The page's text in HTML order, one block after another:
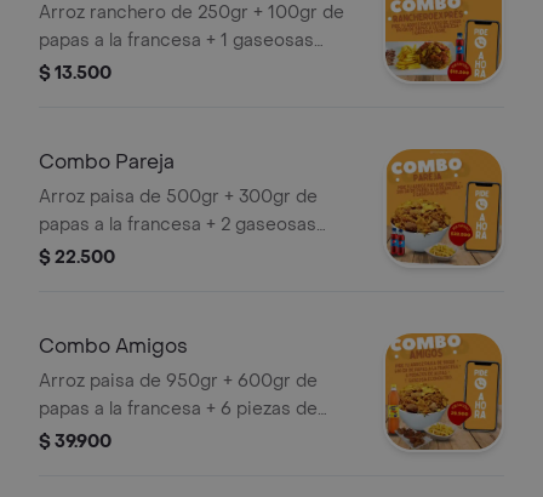
Arroz ranchero de 250gr + 100gr de
papas a la francesa + 1 gaseosas
250ml.
$ 13.500
Combo Pareja
Arroz paisa de 500gr + 300gr de
papas a la francesa + 2 gaseosas
250ml.
$ 22.500
Combo Amigos
Arroz paisa de 950gr + 600gr de
papas a la francesa + 6 piezas de
alitas + 1 gaseosa econolitro.
$ 39.900